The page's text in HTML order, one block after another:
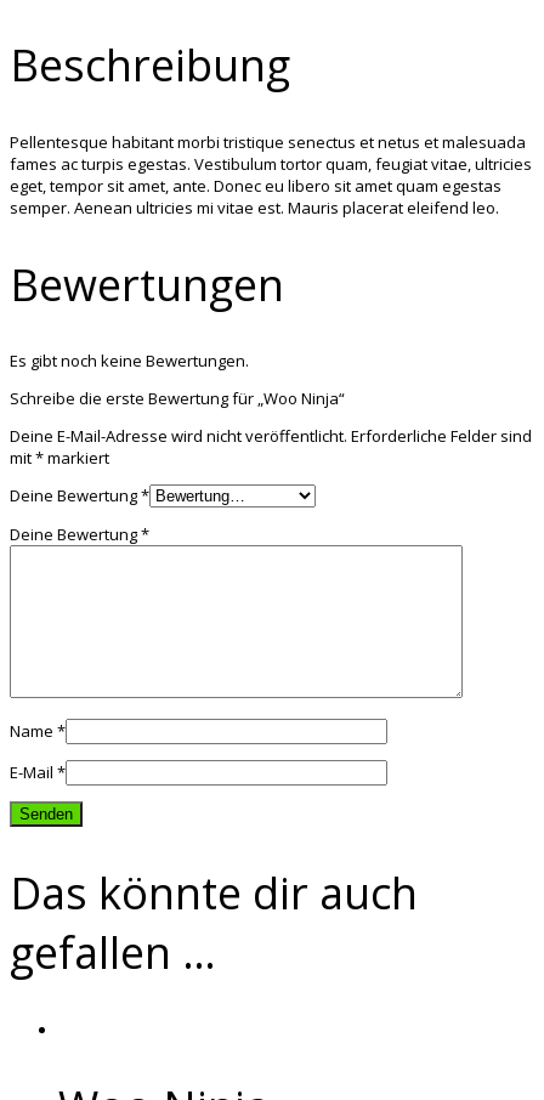
Beschreibung
Pellentesque habitant morbi tristique senectus et netus et malesuada
fames ac turpis egestas. Vestibulum tortor quam, feugiat vitae, ultricies
eget, tempor sit amet, ante. Donec eu libero sit amet quam egestas
semper. Aenean ultricies mi vitae est. Mauris placerat eleifend leo.
Bewertungen
Es gibt noch keine Bewertungen.
Schreibe die erste Bewertung für „Woo Ninja“
Deine E-Mail-Adresse wird nicht veröffentlicht. Erforderliche Felder sind
mit*markiert
Deine Bewertung*
Deine Bewertung*
Name *
E-Mail *
Das könnte dir auch
gefallen …